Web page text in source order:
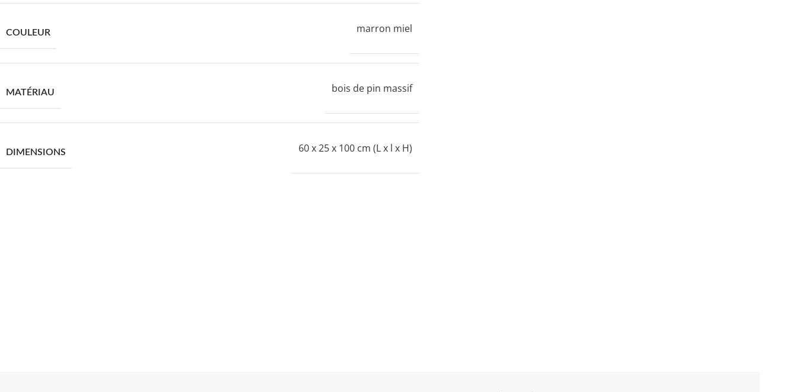
COULEUR marron miel
MATÉRIAU bois de pin massif
DIMENSIONS 60 x 25 x 100 cm (L x l x H)